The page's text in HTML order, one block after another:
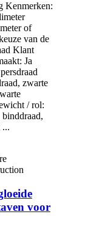
Kenmerken:
of
van de
Klant
Ja
zwarte
/ rol:
...
voor